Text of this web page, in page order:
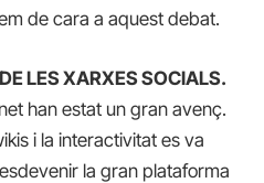
de cara a aquest debat.
LES XARXES SOCIALS.
han estat un gran avenç.
i la interactivitat es va
la gran plataforma